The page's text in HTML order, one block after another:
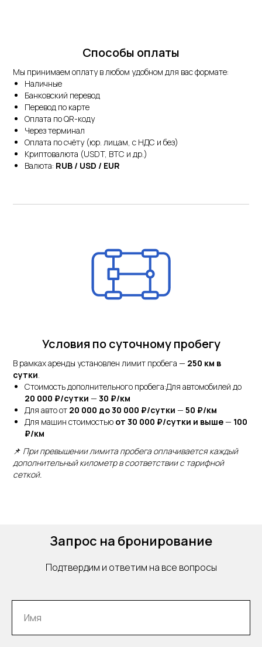
Способы оплаты
Мы принимаем оплату в любом удобном для вас формате:
Наличные
Банковский перевод
Перевод по карте
Оплата по QR-коду
Через терминал
Оплата по счёту (юр. лицам, с НДС и без)
Криптовалюта (USDT, BTC и др.)
Валюта: RUB / USD / EUR
Условия по суточному пробегу
В рамках аренды установлен лимит пробега — 250 км в
сутки
Стоимость дополнительного пробега:Для автомобилей до
20 000 ₽/сутки —30 ₽/км
Для авто от 20 000 до 30 000 ₽/сутки —50 ₽/км
Для машин стоимостью от 30 000 ₽/сутки и выше— 100
₽/км
📌 При превышении лимита пробега оплачивается каждый
дополнительный километр в соответствии с тарифной
сеткой.
Запрос на бронирование
Подтвердим и ответим на все вопросы
Услуги
Персональный водитель.
Знание английского